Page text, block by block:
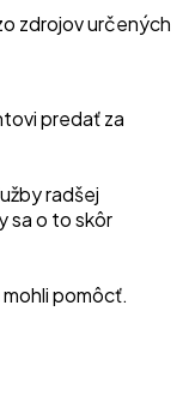
zdrojov určených
predať za
radšej
sa o to skôr
pomôcť.